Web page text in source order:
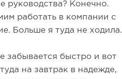
руководства? Конечно.
работать в компании с
Больше я туда не ходила.
забывается быстро и вот
на завтрак в надежде,